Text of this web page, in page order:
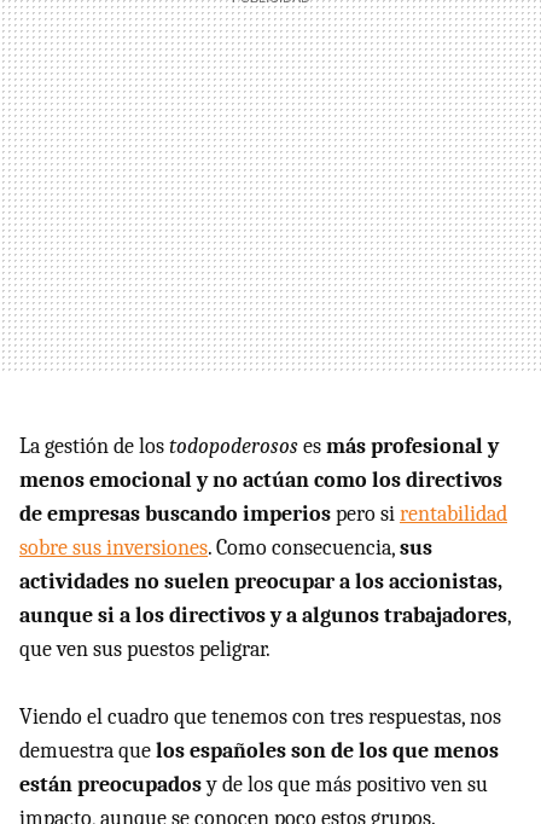
La gestión de lostodopoderososesmás profesional y
menos emocional y no actúan como los directivos
de empresas buscando imperiospero sirentabilidad
sobre sus inversiones. Como consecuencia,sus
actividades no suelen preocupar a los accionistas,
aunque si a los directivos y a algunos trabajadores,
que ven sus puestos peligrar.
Viendo el cuadro que tenemos con tres respuestas, nos
demuestra quelos españoles son de los que menos
están preocupadosy de los que más positivo ven su
impacto, aunque se conocen poco estos grupos.